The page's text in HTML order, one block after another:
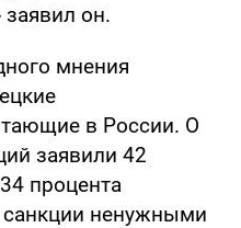
заявил он.
мнения
в России. О
заявили 42
процента
ненужными